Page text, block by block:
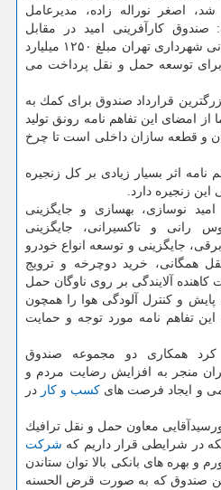
اصغر نوراله زاده، مدیرعامل
صندوق كارآفرینی امید در مقابل
سپرده گذاری ۵۰۵ میلیارد تومانی شهرداری تهران مبلغ ۱۲۵۰ میلیارد
توسعه حمل و نقل پرداخت می
قرارداد صندوق برای كمك به
امضای این تفاهم نامه رونق تولید
و قطعه سازان داخلی است تا چرخ
نامه اثر بسیار زیادی بر كل زنجیره
زنجیره دارد.
نوسازی، بهسازی و جایگزینی
رانی و تاكسیرانی، جایگزینی
جایگزینی و توسعه انواع خودرو
همگانی، خرید دوچرخه و ترویج
آلایندگی بر روی ناوگان حمل
پایش و كنترل آلودگی هوا را همچون
تفاهم نامه مورد توجه و حمایت
كرد همكاری دو مجموعه صندوق
منجر به افزایش رضایت مردم و
و ایجاد فرصت های كسب و كار در
معاون حمل و نقل ترافیك
در شرایطی قرار داریم كه شركت
های بانكی بالا توان ستاندن
این صندوق كه به صورت قرض الحسنه